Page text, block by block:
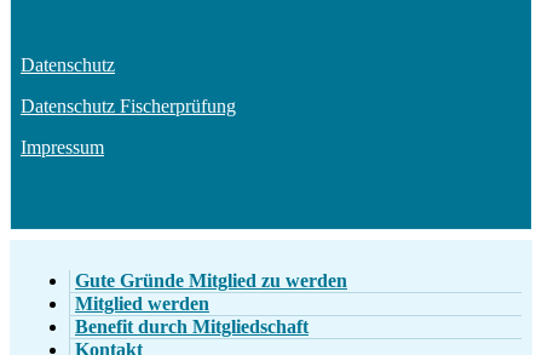
Datenschutz
Datenschutz Fischerprüfung
Impressum
Gute Gründe Mitglied zu werden
Mitglied werden
Benefit durch Mitgliedschaft
Kontakt